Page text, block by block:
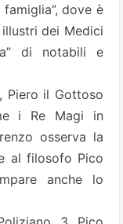
dove è
dei Medici
di notabili e
Piero il Gottoso
i Re Magi in
osserva la
al filosofo Pico
anche lo